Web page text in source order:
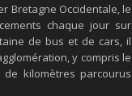
Bretagne Occidentale, le
chaque jour sur
de bus et de cars, il
y compris le
kilomètres parcourus